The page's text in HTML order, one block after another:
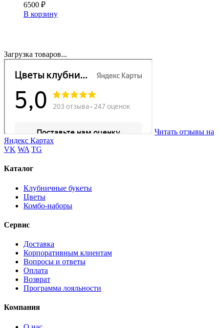
6500 ₽
В корзину
Загрузка товаров...
Читать отзывы на
Яндекс Картах
VK WA TG
Каталог
Клубничные букеты
Цветы
Комбо-наборы
Сервис
Доставка
Корпоративным клиентам
Вопросы и ответы
Оплата
Возврат
Программа лояльности
Компания